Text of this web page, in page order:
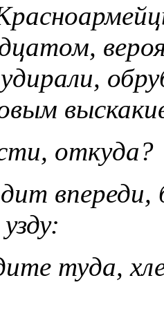
откуда?
впереди,
туда,